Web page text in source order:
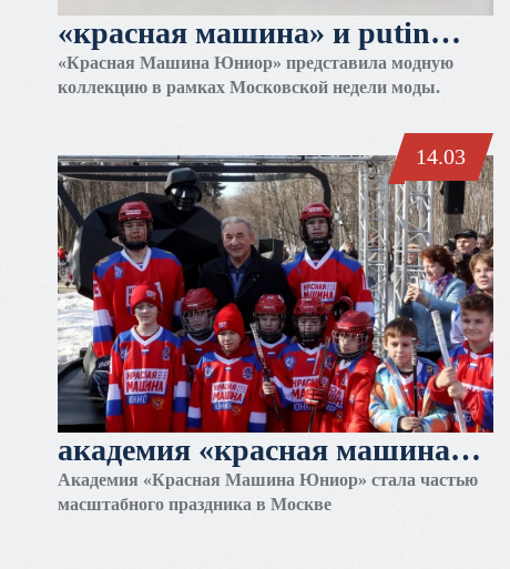
«красная машина» и putin
team russia
«Красная Машина Юниор» представила модную
коллекцию в рамках Московской недели моды.
14.03
академия «красная машина
юниор» стала частью
масштабного праздника в
Академия «Красная Машина Юниор» стала частью
масштабного праздника в Москве